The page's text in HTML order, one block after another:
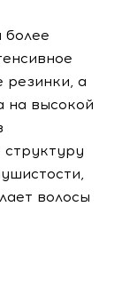
более
резинки, а
на высокой
волосы